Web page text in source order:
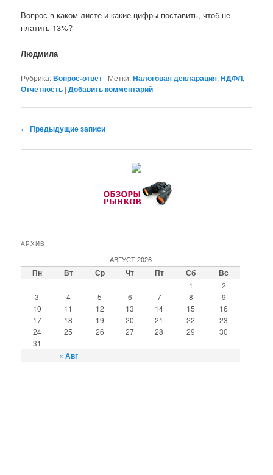
Вопрос в каком листе и какие цифры поставить, чтоб не
платить 13%?
Людмила
Рубрика:Вопрос-ответ | Метки:Налоговая декларация,НДФЛ,
Отчетность |Добавить комментарий
Навигация по записям
← Предыдущие записи
АРХИВ
АВГУСТ 2026
Пн Вт Ср Чт Пт Сб Вс
« Авг
1
2
3
4 5 6 7 8
9
10
11 12 13 14 15
16
17
18 19 20 21 22
23
24
25 26 27 28 29
30
31